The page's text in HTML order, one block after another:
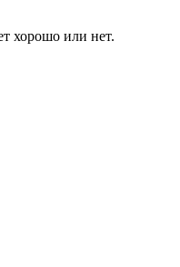
хорошо или нет.